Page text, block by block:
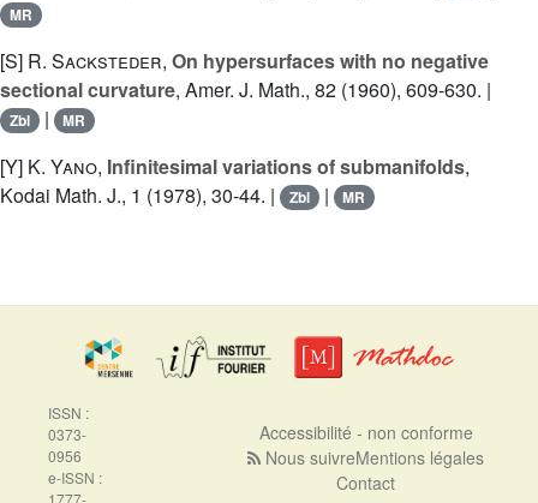
MR
[S] R. Sacksteder, On hypersurfaces with no negative
sectional curvature, Amer. J. Math., 82 (1960), 609-630. |
Zbl | MR
[Y] K. Yano, Infinitesimal variations of submanifolds,
Kodai Math. J., 1 (1978), 30-44. |
Zbl | MR
ISSN :
0373-
0956
e-ISSN :
1777-
Accessibilité - non conforme
Nous suivreMentions légales
Contact